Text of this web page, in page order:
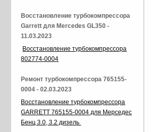
Восстановление турбокомпрессора
Garrett для Mercedes GL350 -
11.03.2023
Восстановление турбокомпрессора
802774-0004
Ремонт турбокомпрессора 765155-
0004 - 02.03.2023
Восстановление турбокомпрессора
GARRETT 765155-0004 для Мерседес
Бенц 3.0, 3.2 дизель